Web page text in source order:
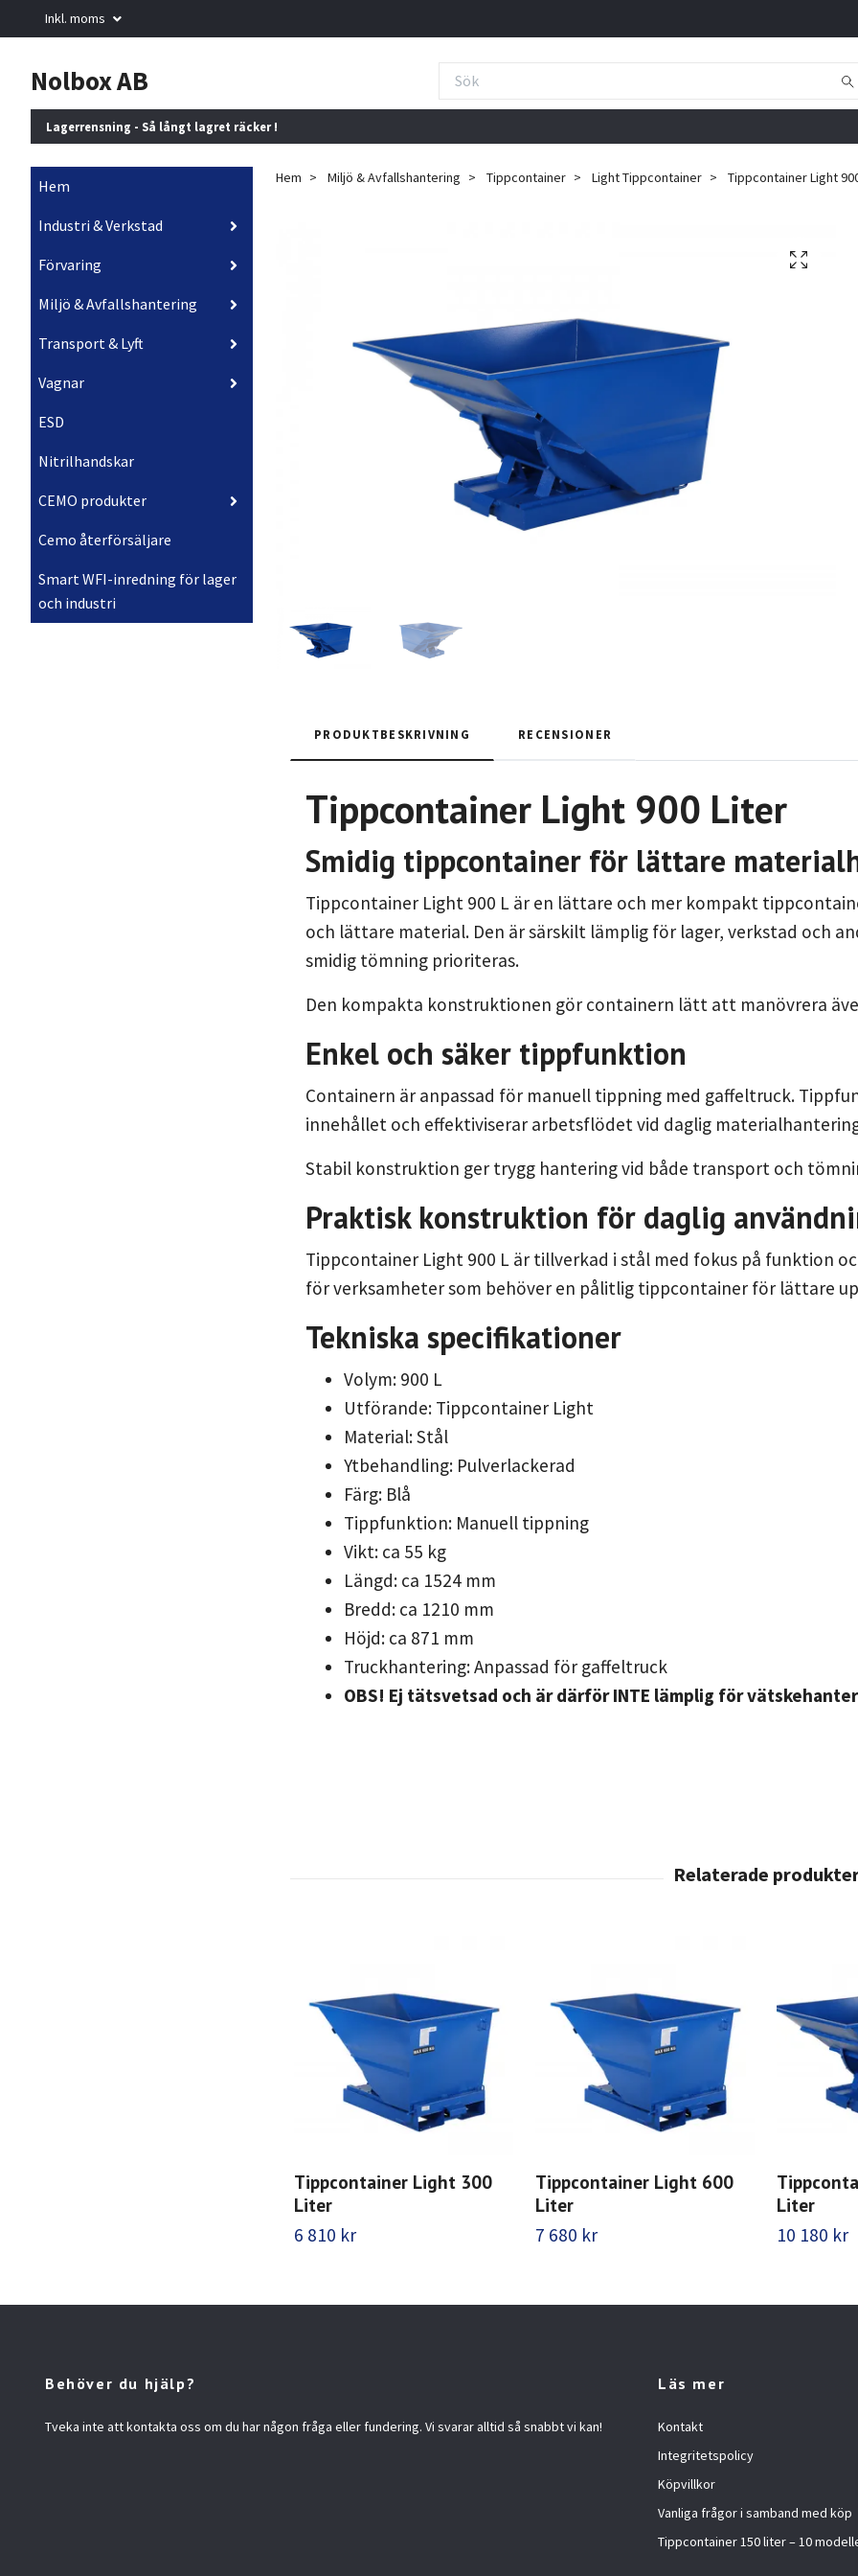
Inkl. moms
Nolbox AB
Lagerrensning - Så långt lagret räcker !
Hem
Industri & Verkstad
Förvaring
Miljö & Avfallshantering
Transport & Lyft
Vagnar
ESD
Nitrilhandskar
CEMO produkter
Cemo återförsäljare
Smart WFI-inredning för lager
och industri
Hem Miljö & Avfallshantering Tippcontainer Light Tippcontainer Tippcontainer Light
PRODUKTBESKRIVNING RECENSIONER
Tippcontainer Light 900 Liter
Smidig tippcontainer för lättare
Tippcontainer Light 900 L är en lättare och mer kompakt
och lättare material. Den är särskilt lämplig för lager, verkstad och
smidig tömning prioriteras.
Den kompakta konstruktionen gör containern lätt att manövrera
Enkel och säker tippfunktion
Containern är anpassad för manuell tippning med gaffeltruck.
innehållet och effektiviserar arbetsflödet vid daglig
Stabil konstruktion ger trygg hantering vid både transport och
Praktisk konstruktion för daglig
Tippcontainer Light 900 L är tillverkad i stål med fokus på funktion
för verksamheter som behöver en pålitlig tippcontainer för lättare
Tekniska specifikationer
Volym: 900 L
Utförande: Tippcontainer Light
Material: Stål
Ytbehandling: Pulverlackerad
Färg: Blå
Tippfunktion: Manuell tippning
Vikt: ca 55 kg
Längd: ca 1524 mm
Bredd: ca 1210 mm
Höjd: ca 871 mm
Truckhantering: Anpassad för gaffeltruck
OBS! Ej tätsvetsad och är därför INTE lämplig för
Tippcontainer Light 300
Liter
6 810 kr
Tippcontainer Light 600
Liter
7 680 kr
Liter
10 180 kr
Behöver du hjälp?
Tveka inte att kontakta oss om du har någon fråga eller fundering. Vi svarar alltid så snabbt vi kan!
Läs mer
Kontakt
Integritetspolicy
Köpvillkor
Vanliga frågor i samband med köp
Tippcontainer 150 liter – 10